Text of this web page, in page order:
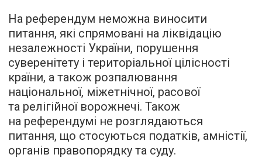
На референдум неможна виносити
питання, які спрямовані на ліквідацію
незалежності України, порушення
суверенітету і територіальної цілісності
країни, а також розпалювання
національної, міжетнічної, расової
та релігійної ворожнечі. Також
на референдумі не розглядаються
питання, що стосуються податків, амністії,
органів правопорядку та суду.